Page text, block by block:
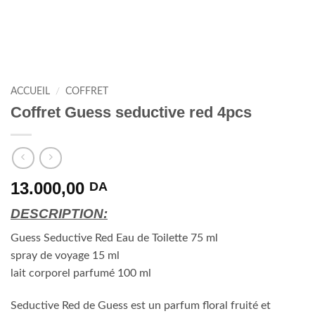
ACCUEIL / COFFRET
Coffret Guess seductive red 4pcs
13.000,00 DA
DESCRIPTION:
Guess Seductive Red Eau de Toilette 75 ml
spray de voyage 15 ml
lait corporel parfumé 100 ml
Seductive Red de Guess est un parfum floral fruité et